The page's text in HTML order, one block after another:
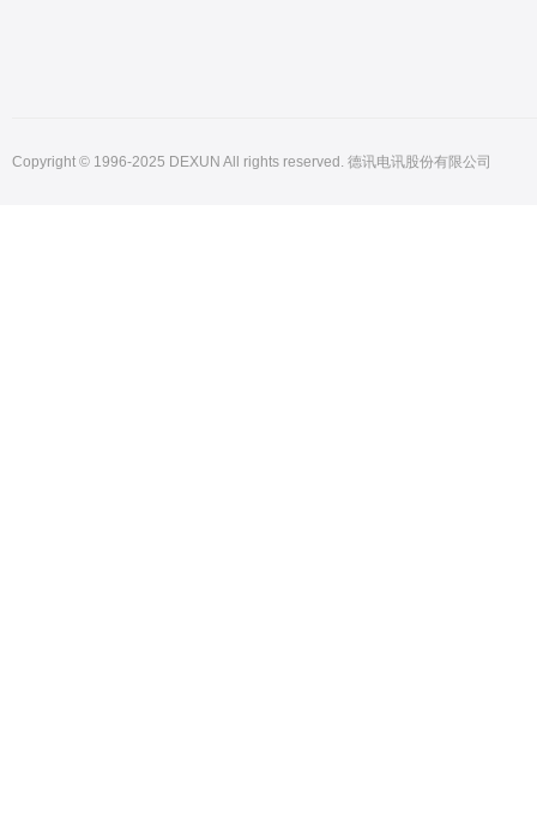
Copyright © 1996-2025 DEXUN All rights reserved. 德讯电讯股份有限公司